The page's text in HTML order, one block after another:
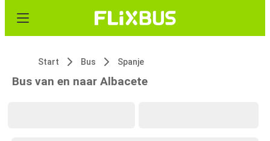
Start Bus Spanje
Bus van en naar Albacete